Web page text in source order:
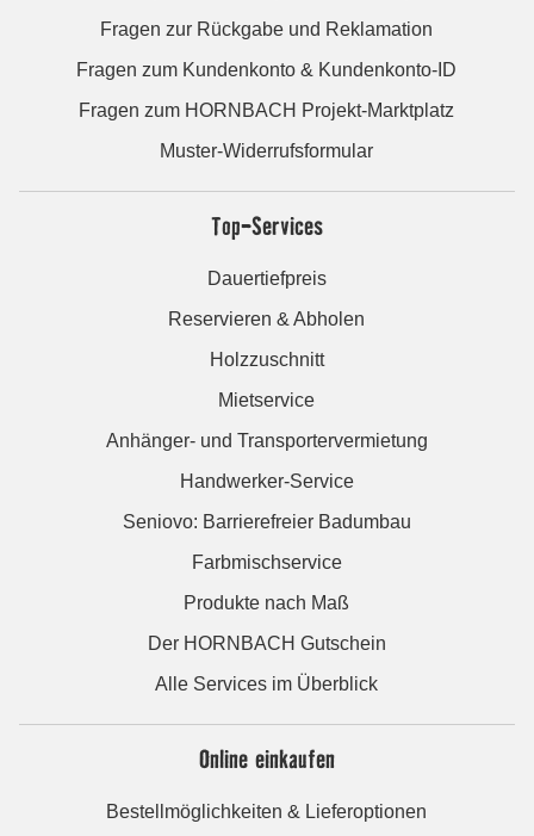
Fragen zur Rückgabe und Reklamation
Fragen zum Kundenkonto & Kundenkonto-ID
Fragen zum HORNBACH Projekt-Marktplatz
Muster-Widerrufsformular
Top-Services
Dauertiefpreis
Reservieren & Abholen
Holzzuschnitt
Mietservice
Anhänger- und Transportervermietung
Handwerker-Service
Seniovo: Barrierefreier Badumbau
Farbmischservice
Produkte nach Maß
Der HORNBACH Gutschein
Alle Services im Überblick
Online einkaufen
Bestellmöglichkeiten & Lieferoptionen